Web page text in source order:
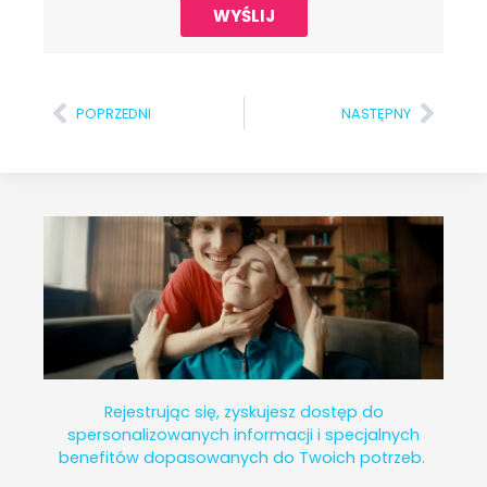
WYŚLIJ
POPRZEDNI NASTĘPNY
Rejestrując się, zyskujesz dostęp do
spersonalizowanych informacji i specjalnych
benefitów dopasowanych do Twoich potrzeb.